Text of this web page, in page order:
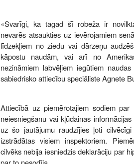
«Svarīgi, ka tagad šī robeža ir
nevarēs atsaukties uz ievērojamiem
līdzekļiem no ziedu vai dārzeņu
kāpostu naudām, vai arī no
nezināmiem labvēļiem iegūtiem
sabiedrisko attiecību speciāliste Agnete
Attiecībā uz piemērotajiem sodiem par
neiesniegšanu vai kļūdainas
uz šo jautājumu raudzījies ļoti
izstrādātas visiem inspektoriem.
cilvēks nebija iesniedzis deklarāciju par